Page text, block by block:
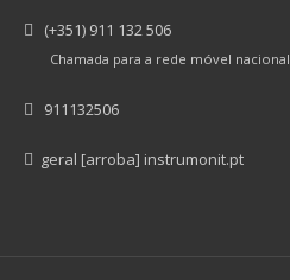
(+351) 911 132 506
Chamada para a rede móvel nacional
911132506
geral [arroba] instrumonit.pt